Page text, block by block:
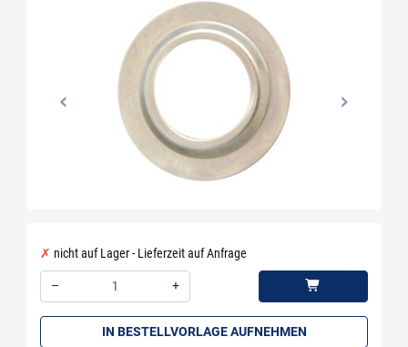
nicht auf Lager - Lieferzeit auf Anfrage
–
+
IN BESTELLVORLAGE AUFNEHMEN